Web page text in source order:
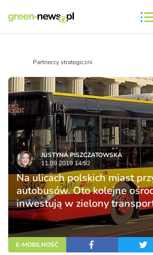
Partnerzy strategiczni
JUSTYNA PISZCZATOWSKA
11.09.2019 14:52
Na ulicach polskich miast
autobusów. Oto kolejne
inwestują w zielony
E-MOBILNOŚĆ